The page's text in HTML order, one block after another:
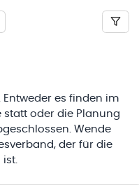
Entweder es finden im
statt oder die Planung
Wende
der für die
ist.